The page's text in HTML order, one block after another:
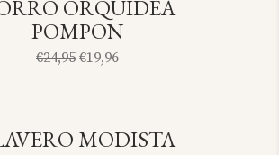
-21%
SOLD
ORQUÍDEA
POMPON
€24,95 €19,96
SOLD
MODISTA